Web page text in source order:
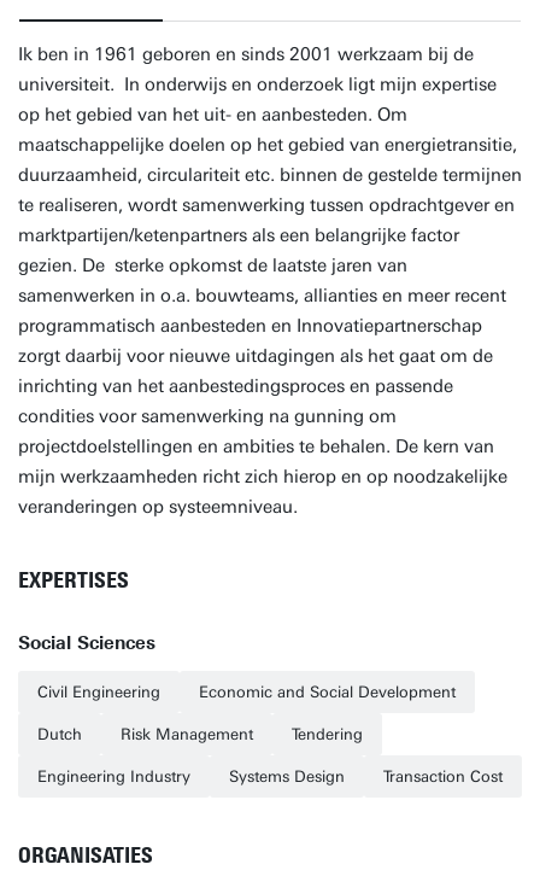
Ik ben in 1961 geboren en sinds 2001 werkzaam bij de
universiteit. In onderwijs en onderzoek ligt mijn expertise
op het gebied van het uit- en aanbesteden. Om
maatschappelijke doelen op het gebied van energietransitie,
duurzaamheid, circulariteit etc. binnen de gestelde termijnen
te realiseren, wordt samenwerking tussen opdrachtgever en
marktpartijen/ketenpartners als een belangrijke factor
gezien. De sterke opkomst de laatste jaren van
samenwerken in o.a. bouwteams, allianties en meer recent
programmatisch aanbesteden en Innovatiepartnerschap
zorgt daarbij voor nieuwe uitdagingen als het gaat om de
inrichting van het aanbestedingsproces en passende
condities voor samenwerking na gunning om
projectdoelstellingen en ambities te behalen. De kern van
mijn werkzaamheden richt zich hierop en op noodzakelijke
veranderingen op systeemniveau.
EXPERTISES
Social Sciences
Civil Engineering Economic and Social Development
Dutch Risk Management Tendering
Engineering Industry Systems Design Transaction Cost
ORGANISATIES